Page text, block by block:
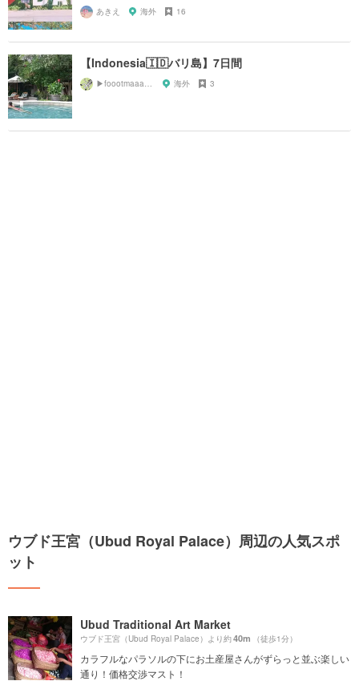
あきえ 海外 16
【Indonesia🇮🇩バリ島】7日間
▶︎foootmaaark◀︎ 海外 3
ウブド王宮（Ubud Royal Palace）周辺の人気スポ
ット
Ubud Traditional Art Market
ウブド王宮（Ubud Royal Palace）より約40m （徒歩1分）
カラフルなパラソルの下にお土産屋さんがずらっと並ぶ楽しい
通り！価格交渉マスト！